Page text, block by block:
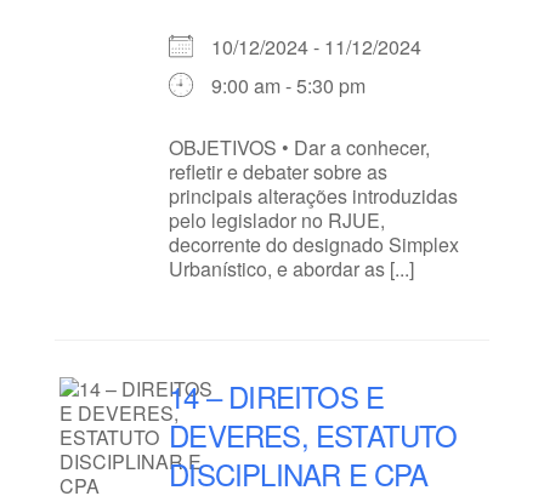
10/12/2024 - 11/12/2024
9:00 am - 5:30 pm
OBJETIVOS • Dar a conhecer,
refletir e debater sobre as
principais alterações introduzidas
pelo legislador no RJUE,
decorrente do designado Simplex
Urbanístico, e abordar as [...]
14 – DIREITOS E
DEVERES, ESTATUTO
DISCIPLINAR E CPA